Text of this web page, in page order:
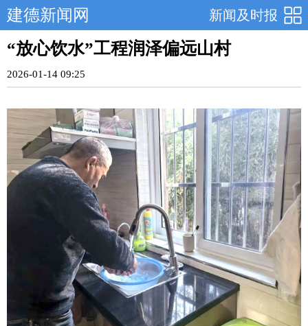
新闻及时报
建德新闻网
“放心饮水”工程润泽偏远山村
2026-01-14 09:25